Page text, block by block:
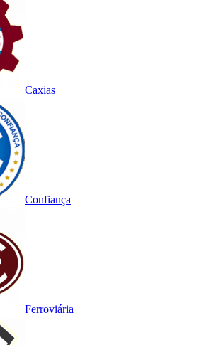
Caxias
Confiança
Ferroviária